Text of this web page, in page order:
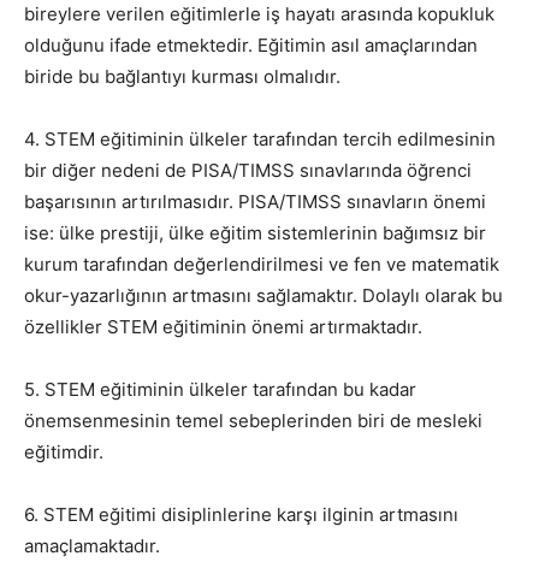
bireylere verilen eğitimlerle iş hayatı arasında kopukluk
olduğunu ifade etmektedir. Eğitimin asıl amaçlarından
biride bu bağlantıyı kurması olmalıdır.
4. STEM eğitiminin ülkeler tarafından tercih edilmesinin
bir diğer nedeni de PISA/TIMSS sınavlarında öğrenci
başarısının artırılmasıdır. PISA/TIMSS sınavların önemi
ise: ülke prestiji, ülke eğitim sistemlerinin bağımsız bir
kurum tarafından değerlendirilmesi ve fen ve matematik
okur-yazarlığının artmasını sağlamaktır. Dolaylı olarak bu
özellikler STEM eğitiminin önemi artırmaktadır.
5. STEM eğitiminin ülkeler tarafından bu kadar
önemsenmesinin temel sebeplerinden biri de mesleki
eğitimdir.
6. STEM eğitimi disiplinlerine karşı ilginin artmasını
amaçlamaktadır.